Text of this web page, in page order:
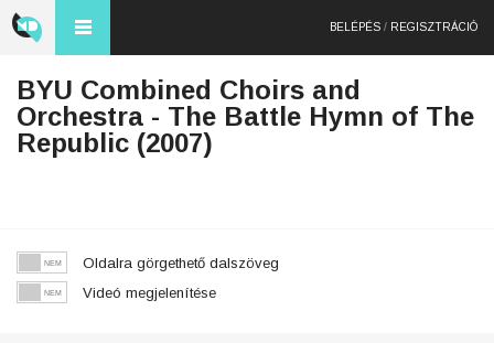
BELÉPÉS / REGISZTRÁCIÓ
BYU Combined Choirs and
Orchestra - The Battle Hymn of The
Republic (2007)
Oldalra görgethető dalszöveg
Videó megjelenítése